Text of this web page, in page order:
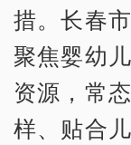
措。长春
聚焦婴幼
资源，常
样、贴合